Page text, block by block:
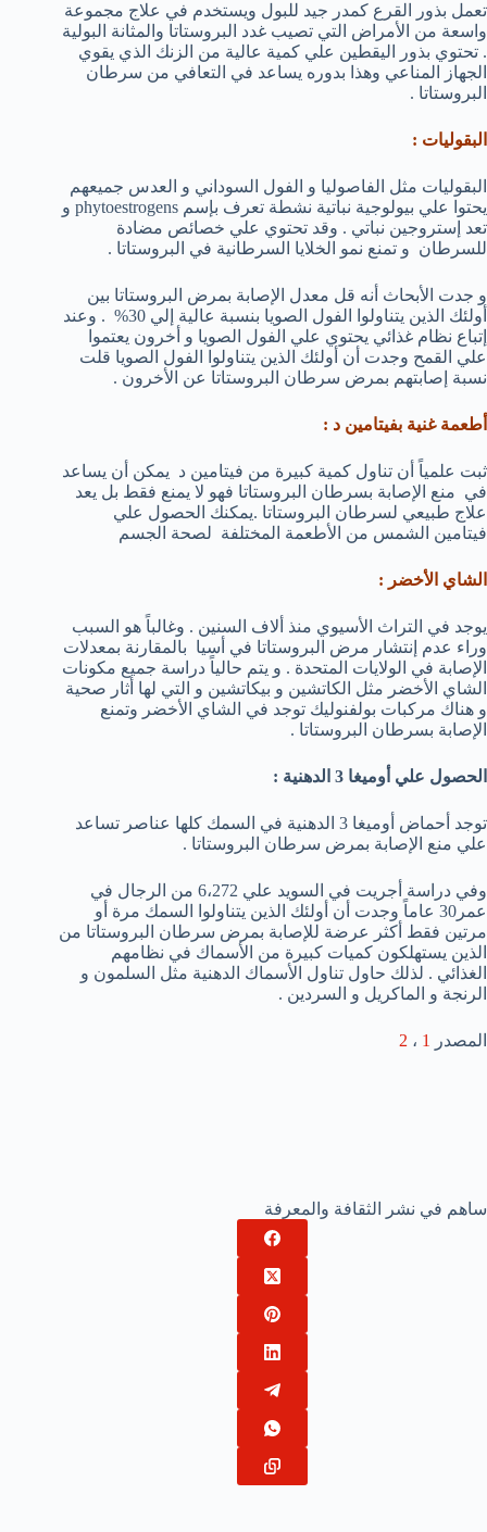
تعمل بذور القرع كمدر جيد للبول ويستخدم في علاج مجموعة
واسعة من الأمراض التي تصيب غدد البروستاتا والمثانة البولية
. تحتوي بذور اليقطين علي كمية عالية من الزنك الذي يقوي
الجهاز المناعي وهذا بدوره يساعد في التعافي من سرطان
البروستاتا .
البقوليات :
البقوليات مثل الفاصوليا و الفول السوداني و العدس جميعهم
يحتوا علي بيولوجية نباتية نشطة تعرف بإسم phytoestrogens و
تعد إستروجين نباتي . وقد تحتوي علي خصائص مضادة
للسرطان و تمنع نمو الخلايا السرطانية في البروستاتا .
و جدت الأبحاث أنه قل معدل الإصابة بمرض البروستاتا بين
أولئك الذين يتناولوا الفول الصويا بنسبة عالية إلي 30% . وعند
إتباع نظام غذائي يحتوي علي الفول الصويا و أخرون يعتموا
علي القمح وجدت أن أولئك الذين يتناولوا الفول الصويا قلت
نسبة إصابتهم بمرض سرطان البروستاتا عن الأخرون .
أطعمة غنية بفيتامين د :
ثبت علمياً أن تناول كمية كبيرة من فيتامين د يمكن أن يساعد
في منع الإصابة بسرطان البروستاتا فهو لا يمنع فقط بل يعد
علاج طبيعي لسرطان البروستاتا .يمكنك الحصول علي
فيتامين الشمس من الأطعمة المختلفة لصحة الجسم
الشاي الأخضر :
يوجد في التراث الأسيوي منذ ألاف السنين . وغالباً هو السبب
وراء عدم إنتشار مرض البروستاتا في أسيا بالمقارنة بمعدلات
الإصابة في الولايات المتحدة . و يتم حالياً دراسة جميع مكونات
الشاي الأخضر مثل الكاتشين و بيكاتشين و التي لها أثار صحية
و هناك مركبات بولفنوليك توجد في الشاي الأخضر وتمنع
الإصابة بسرطان البروستاتا .
الحصول علي أوميغا 3 الدهنية :
توجد أحماض أوميغا 3 الدهنية في السمك كلها عناصر تساعد
علي منع الإصابة بمرض سرطان البروستاتا .
وفي دراسة أجريت في السويد علي 6،272 من الرجال في
عمر30 عاماً وجدت أن أولئك الذين يتناولوا السمك مرة أو
مرتين فقط أكثر عرضة للإصابة بمرض سرطان البروستاتا من
الذين يستهلكون كميات كبيرة من الأسماك في نظامهم
الغذائي . لذلك حاول تناول الأسماك الدهنية مثل السلمون و
الرنجة و الماكريل و السردين .
المصدر 1 ، 2
ساهم في نشر الثقافة والمعرفة